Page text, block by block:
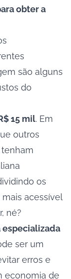
obter a
são alguns
do
15 mil. Em
outros
os
acessível
né?
especializada
ser um
erros e
economia de